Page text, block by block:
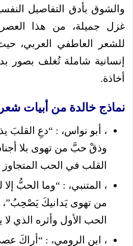
والشوق بأدق التفاصيل
غزل جميلة، من هذا
للشعر العاطفي العربي،
إنسانية شاملة تُغلف بصور
أخاذة.
نماذج خالدة من أبيات
، أبو نواس، : “دعِ القلبَ
وذقْ حبَّ من تهوى بلا
القلب في الحب
، المتنبي، : “وما الحبُّ
من تهوى يَدانيكَ يَصْحِبُ”،
الحب الأول وأثره الذي
، ابن الرومي، : “أراكَ